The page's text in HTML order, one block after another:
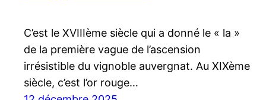
C’est le XVIIIème siècle qui a donné le « la »
de la première vague de l’ascension
irrésistible du vignoble auvergnat. Au XIXème
siècle, c’est l’or rouge…